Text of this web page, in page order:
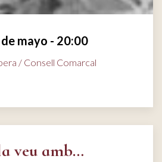
mayo - 20:00
/ Consell Comarcal
veu amb…